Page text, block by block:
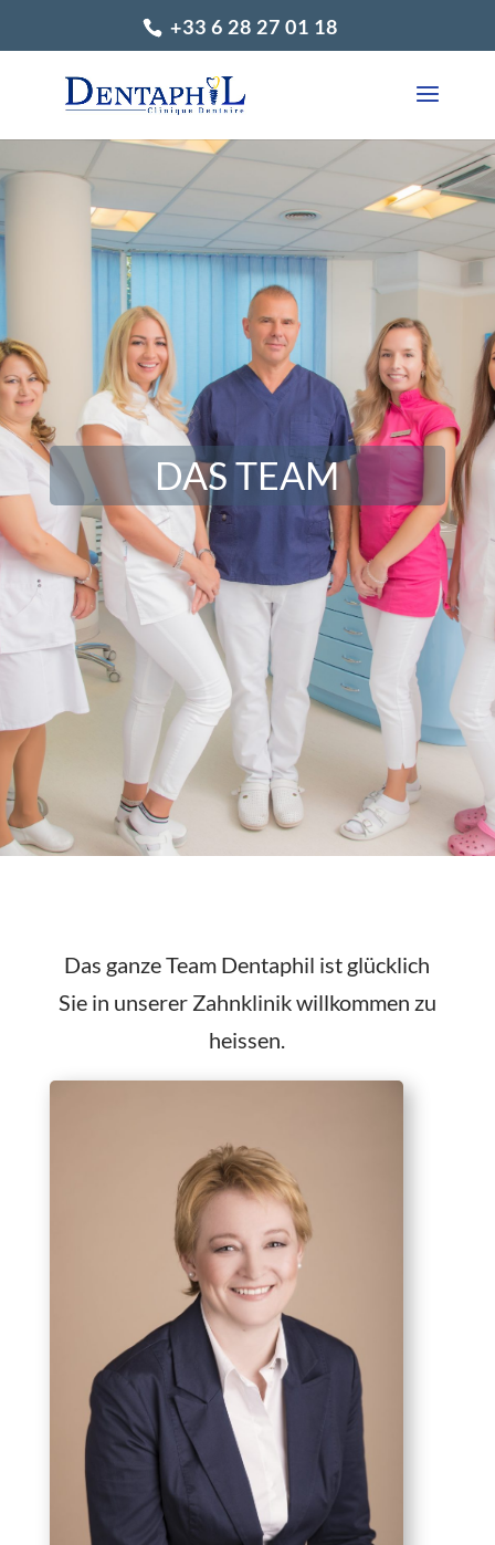
+33 6 28 27 01 18
DAS TEAM
Das ganze Team Dentaphil ist glücklich
Sie in unserer Zahnklinik willkommen zu
heissen.